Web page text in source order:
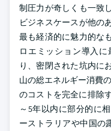
制圧力が奇しくも一致
ビジネスケースが他の
最も経済的に魅力的な
ロエミッション導入
り、密閉された坑内に
山の総エネルギー消費
のコストを完全に排除
～5年以内に部分的に
ーストラリアや中国の